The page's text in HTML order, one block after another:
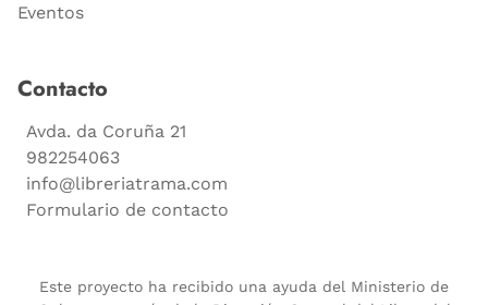
Eventos
Contacto
Avda. da Coruña 21
982254063
info@libreriatrama.com
Formulario de contacto
Este proyecto ha recibido una ayuda del Ministerio de